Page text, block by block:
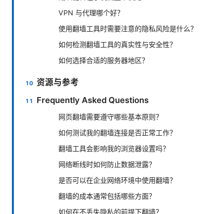
VPN 与代理哪个好？
使用翻墙工具时需要注意的隐私风险是什么？
如何检测翻墙工具的真实性与安全性？
如何选择合适的服务器地区？
资源与参考
Frequently Asked Questions
网页翻墙需要遵守哪些基本原则？
如何测试我的翻墙连接是否正常工作？
翻墙工具会影响我的浏览器设置吗？
网络断线时如何防止数据泄露？
是否可以在企业网络环境中使用翻墙？
翻墙的成本通常包括哪些方面？
如何在不丢失隐私的前提下翻墙？